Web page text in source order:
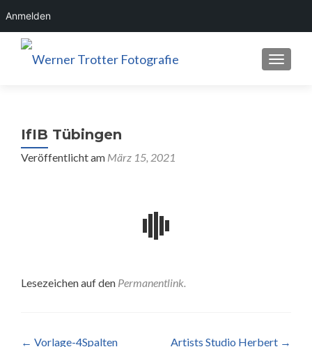
IfIB Tübingen
Veröffentlicht am März 15, 2021
Lesezeichen auf den Permanentlink.
← Vorlage-4Spalten Artists Studio Herbert →
Anmelden